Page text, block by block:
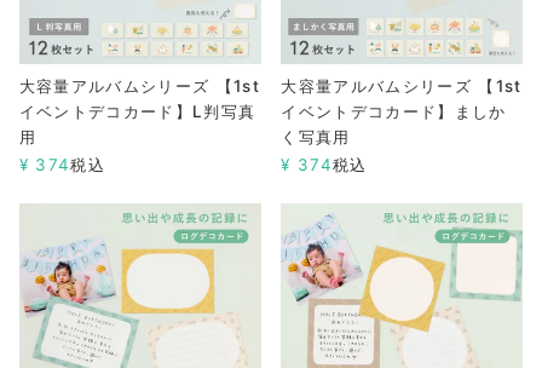
大容量アルバムシリーズ 【1st
イベントデコカード】L判写真
用
¥ 374税込
大容量アルバムシリーズ 【1st
イベントデコカード】ましか
く写真用
¥ 374税込